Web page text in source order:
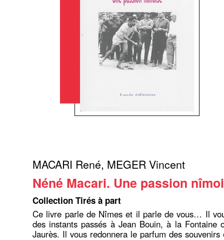
MACARI René, MEGER Vincent
Néné Macari. Une passion
Collection Tirés à part
Ce livre parle de Nîmes et il parle de vous… Il
des instants passés à Jean Bouin, à la Fontaine
Jaurès. Il vous redonnera le parfum des souvenirs